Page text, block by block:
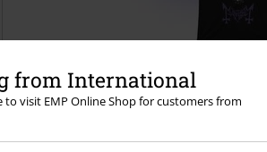
from International
to visit EMP Online Shop for customers from
19,99 €